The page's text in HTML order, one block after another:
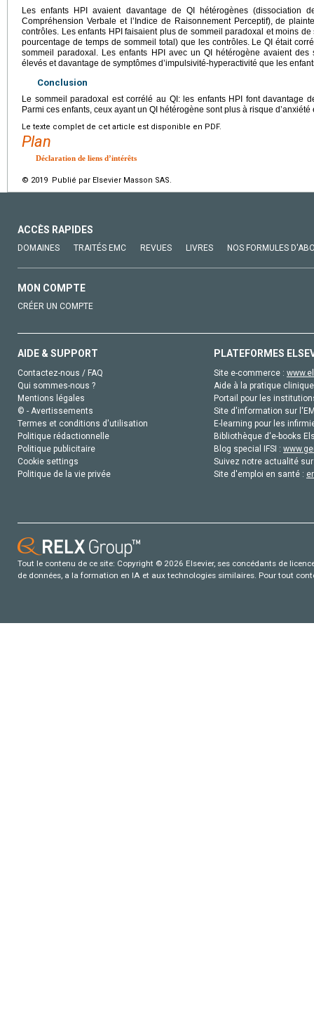
Les enfants HPI avaient davantage de QI hétérogènes (dissociation
Compréhension Verbale et l’Indice de Raisonnement Perceptif), de
contrôles. Les enfants HPI faisaient plus de sommeil paradoxal et moins
pourcentage de temps de sommeil total) que les contrôles. Le QI était
sommeil paradoxal. Les enfants HPI avec un QI hétérogène avaient des
élevés et davantage de symptômes d’impulsivité-hyperactivité que les
Conclusion
Le sommeil paradoxal est corrélé au QI: les enfants HPI font davantage
Parmi ces enfants, ceux ayant un QI hétérogène sont plus à risque
Le texte complet de cet article est disponible en PDF.
Plan
Déclaration de liens d’intérêts
© 2019 Publié par Elsevier Masson SAS.
ACCÈS RAPIDES
DOMAINES TRAITÉS EMC REVUES LIVRES NOS FORMULES
MON COMPTE
CRÉER UN COMPTE
AIDE & SUPPORT
Contactez-nous / FAQ
Qui sommes-nous ?
Mentions légales
© - Avertissements
Termes et conditions d'utilisation
Politique rédactionnelle
Politique publicitaire
Cookie settings
Politique de la vie privée
PLATEFORMES
Site e-commerce :
Aide à la pratique
Portail pour les
Site d'information sur
E-learning pour les
Bibliothèque d'e-books
Blog special IFSI :
Suivez notre actualité
Site d'emploi en santé :
Tout le contenu de ce site: Copyright © 2026 Elsevier, ses concédants de
de données, a la formation en IA et aux technologies similaires. Pour tout